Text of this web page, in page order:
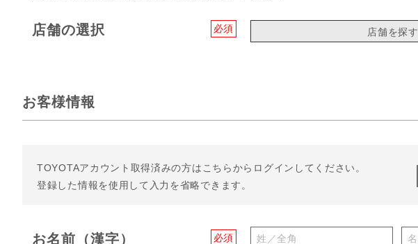
必須
店舗の選択 店舗を探す
お客様情報
TOYOTAアカウント取得済みの方は こちらからログインしてください。
登録した情報を使用して入力を省略できます。
必須
お名前（漢字）